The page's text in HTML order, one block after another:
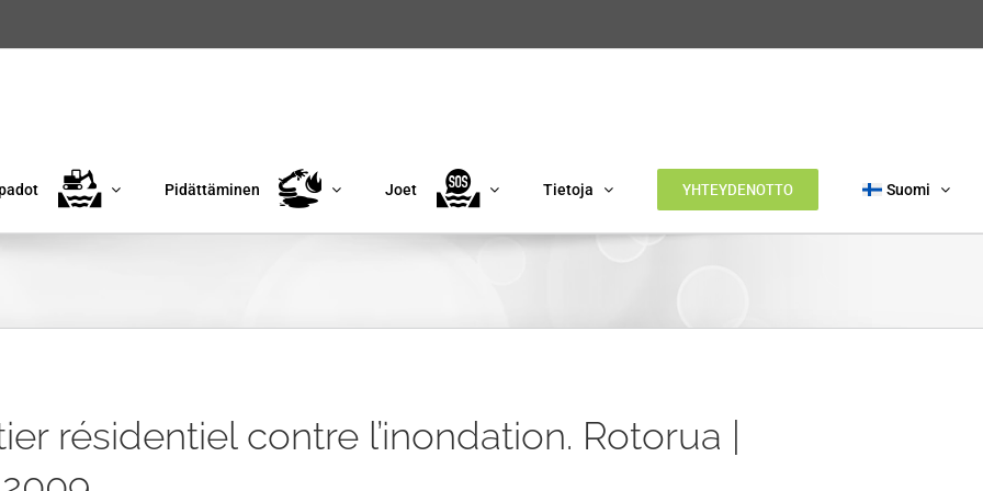
Pidättäminen Joet Tietoja YHTEYDENOTTO Suomi
résidentiel contre l’inondation. Rotorua |